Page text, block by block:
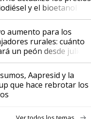
y el bioetanol
aumento para los
rurales: cuánto
un peón desde julio
Aapresid y la
que hace rebrotar los